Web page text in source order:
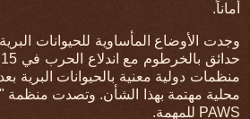
أماناً.
وجدت الأوضاع المأساوية للحيوانات
منظمات دولية معنية بالحيوانات البرية
محلية مهتمة بهذا الشأن. وتصدت منظمة
PAWS للمهمة.